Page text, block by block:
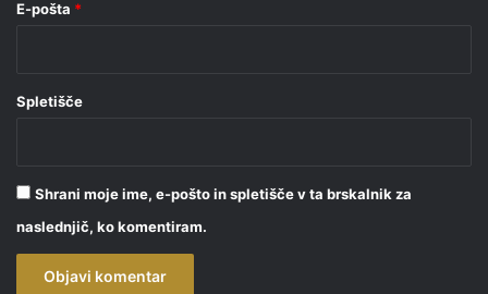
E-pošta *
Spletišče
Shrani moje ime, e-pošto in spletišče v ta brskalnik za
naslednjič, ko komentiram.